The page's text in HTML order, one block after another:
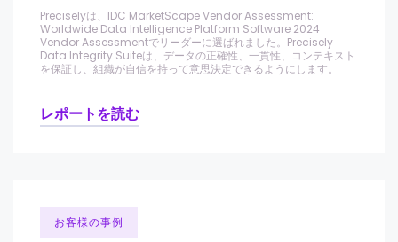
Preciselyは、IDC MarketScape Vendor Assessment:
Worldwide Data Intelligence Platform Software 2024
Vendor Assessmentでリーダーに選ばれました。Precisely
Data Integrity Suiteは、データの正確性、一貫性、コンテキスト
を保証し、組織が自信を持って意思決定できるようにします。
レポートを読む
お客様の事例